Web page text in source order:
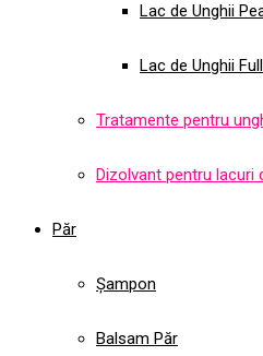
Lac de Unghii
Lac de Unghii
Tratamente pentru
Dizolvant pentru lacuri
Păr
Șampon
Balsam Păr